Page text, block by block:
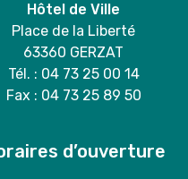
Hôtel de Ville
Place de la Liberté
63360 GERZAT
Tél. : 04 73 25 00 14
Fax : 04 73 25 89 50
d’ouverture